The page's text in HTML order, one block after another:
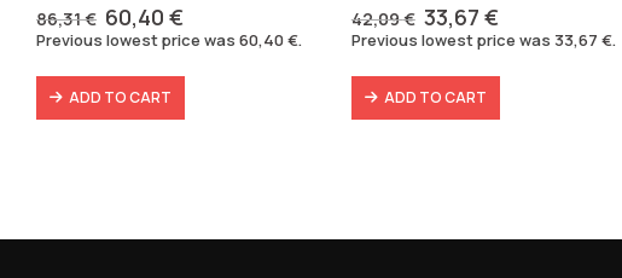
86,31€ Original
price
86,31 €.
60,40€
price
60,40 €.
Previous lowest price was 60,40€.
ADD TO CART
42,09€ Original
price
42,09 €.
33,67 €Current
price
33,67 €.
Previous lowest price was 33,67 €.
ADD TO CART